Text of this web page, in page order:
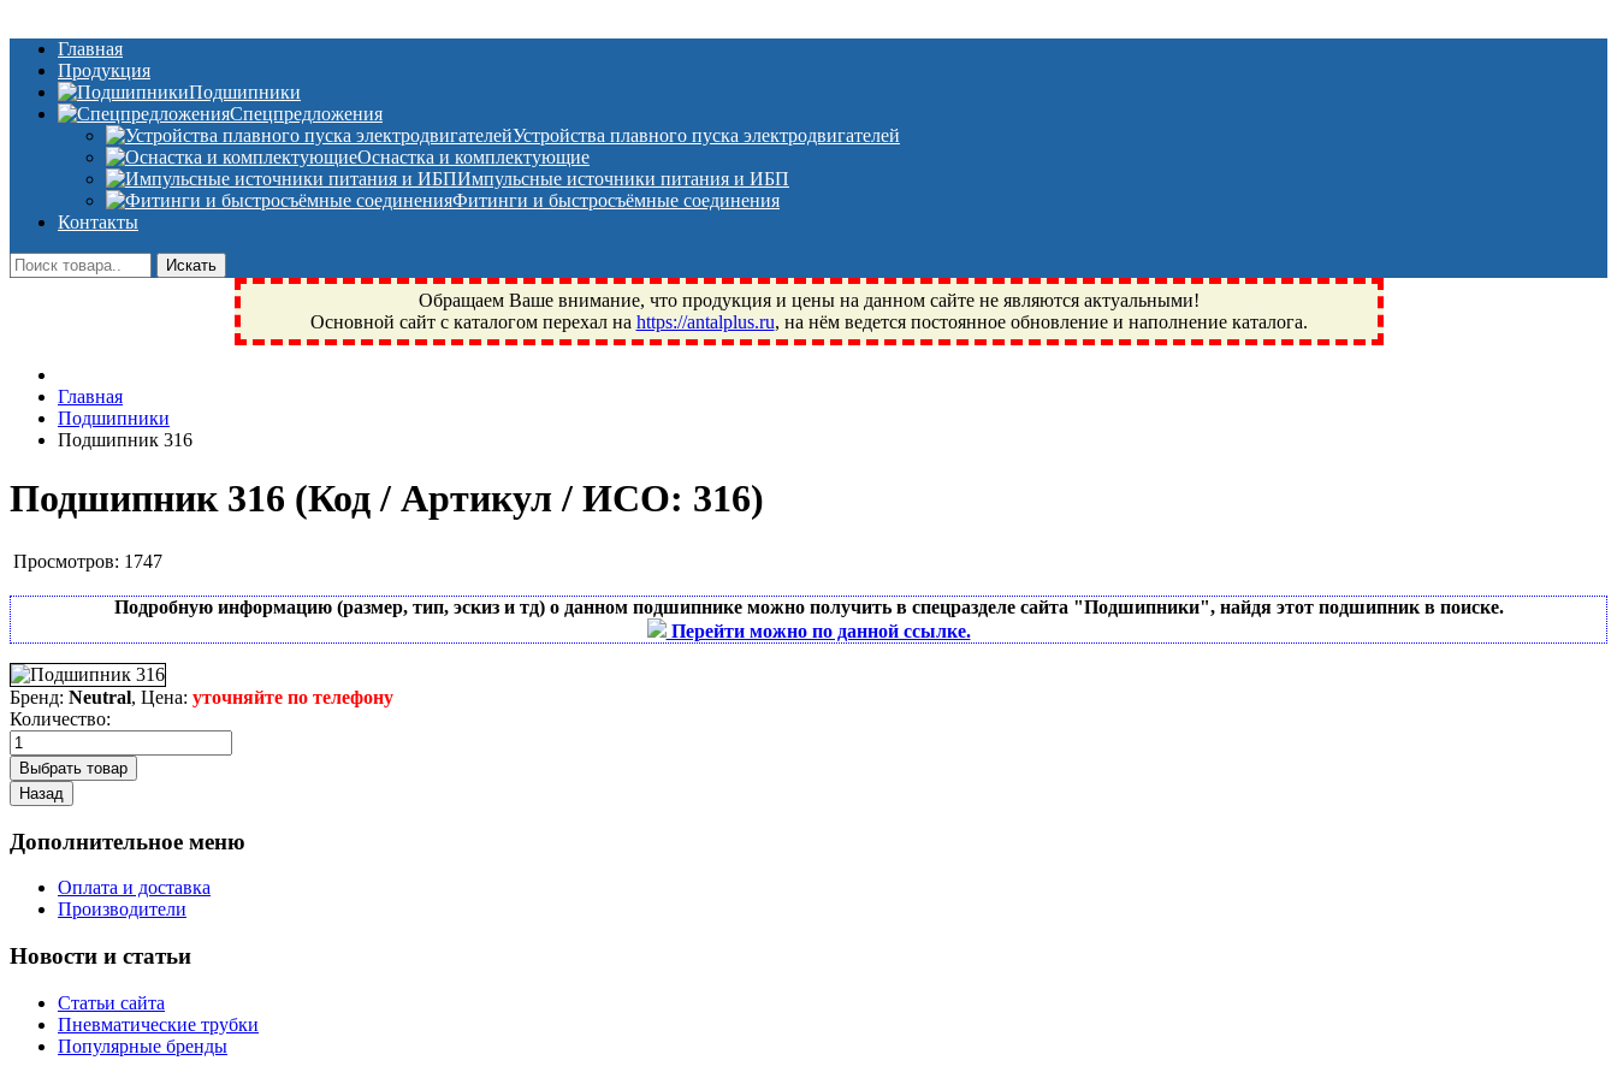
Главная
Продукция
Подшипники
Спецпредложения
Устройства плавного пуска электродвигателей
Оснастка и комплектующие
Импульсные источники питания и ИБП
Фитинги и быстросъёмные соединения
Контакты
Обращаем Ваше внимание, что продукция и цены на данном сайте не являются актуальными!
Основной сайт с каталогом перехал на https://antalplus.ru, на нём ведется постоянное обновление и наполнение каталога.
Фрязино, Антал+, плюс, Свердловский, Загорянский, Юбилейный, Щелково, Москва, Пушкино, Королёв, Балашиха, Фряново, Монино, Ивантеевка, подшипники, пневматика, метизы,
техника, сварочные аппараты, NIS, NSK, JED, KPT, NXZ, ГПЗ, Neutral, WHX, ZWZ, CRAFT, СПЗ-4, NECTECH, KG, LQY, DPI, BSN, SPZ, РФ, BMZ, ХАРП, CX, РОЛТОМ, APZ, FBJ, KYK,
NTN, SKF, купить, заказать
Главная
Подшипники
Подшипник 316
Подшипник 316 (Код / Артикул / ИСО: 316)
Просмотров: 1747
Подробную информацию (размер, тип, эскиз и тд) о данном подшипнике можно получить в спецразделе сайта "Подшипники", найдя этот подшипник в поиске.
Перейти можно по данной ссылке.
Бренд: Neutral, Цена: уточняйте по телефону
Количество:
Дополнительное меню
Оплата и доставка
Производители
Новости и статьи
Статьи сайта
Пневматические трубки
Популярные бренды